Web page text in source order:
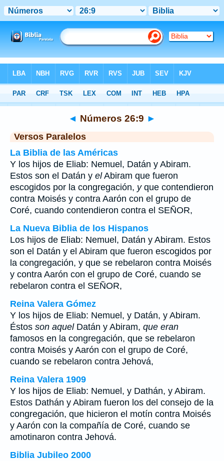
>Números Capítulo 26 > Verso 9
◄ Números 26:9 ►
Versos Paralelos
La Biblia de las Américas
Y los hijos de Eliab: Nemuel, Datán y Abiram.
Estos son el Datán y elAbiram que fueron
escogidos por la congregación, yque contendieron
contra Moisés y contra Aarón con el grupo de
Coré, cuando contendieron contra el SEÑOR,
La Nueva Biblia de los Hispanos
Los hijos de Eliab: Nemuel, Datán y Abiram. Estos
son el Datán y el Abiram que fueron escogidos por
la congregación, y que se rebelaron contra Moisés
y contra Aarón con el grupo de Coré, cuando se
rebelaron contra el SEÑOR,
Reina Valera Gómez
Y los hijos de Eliab: Nemuel, y Datán, y Abiram.
Éstos son aquelDatán y Abiram, que eran
famosos en la congregación, que se rebelaron
contra Moisés y Aarón con el grupo de Coré,
cuando se rebelaron contra Jehová,
Reina Valera 1909
Y los hijos de Eliab: Nemuel, y Dathán, y Abiram.
Estos Dathán y Abiram fueron los del consejo de la
congregación, que hicieron el motín contra Moisés
y Aarón con la compañía de Coré, cuando se
amotinaron contra Jehová.
Biblia Jubileo 2000